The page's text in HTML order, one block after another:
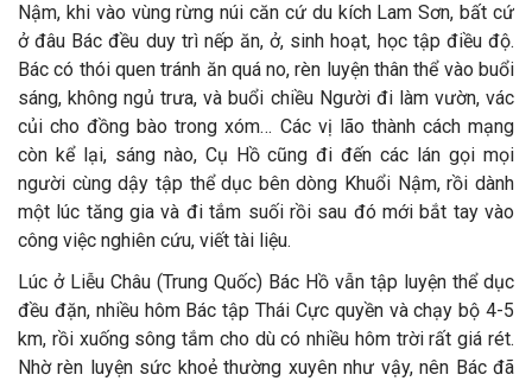
Nậm, khi vào vùng rừng núi căn cứ du kích Lam Sơn, bất cứ
ở đâu Bác đều duy trì nếp ăn, ở, sinh hoạt, học tập điều độ.
Bác có thói quen tránh ăn quá no, rèn luyện thân thể vào buổi
sáng, không ngủ trưa, và buổi chiều Người đi làm vườn, vác
củi cho đồng bào trong xóm… Các vị lão thành cách mạng
còn kể lại, sáng nào, Cụ Hồ cũng đi đến các lán gọi mọi
người cùng dậy tập thể dục bên dòng Khuổi Nậm, rồi dành
một lúc tăng gia và đi tắm suối rồi sau đó mới bắt tay vào
công việc nghiên cứu, viết tài liệu.
Lúc ở Liễu Châu (Trung Quốc) Bác Hồ vẫn tập luyện thể dục
đều đặn, nhiều hôm Bác tập Thái Cực quyền và chạy bộ 4-5
km, rồi xuống sông tắm cho dù có nhiều hôm trời rất giá rét.
Nhờ rèn luyện sức khoẻ thường xuyên như vậy, nên Bác đã